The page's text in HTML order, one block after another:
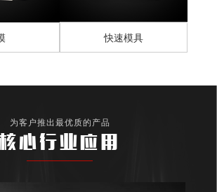
快速模具
为客户推出最优质的产品
心行业应用